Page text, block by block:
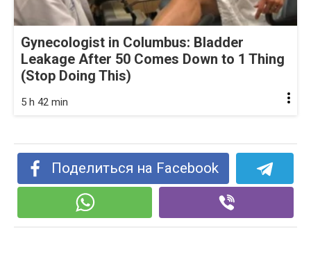
Gynecologist in Columbus: Bladder
Leakage After 50 Comes Down to 1 Thing
(Stop Doing This)
5 h 42 min
Поделиться на Facebook